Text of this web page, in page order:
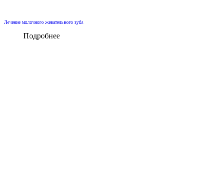
Лечение молочного жевательного зуба
Подробнее